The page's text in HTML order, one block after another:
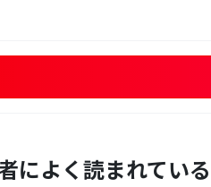
によく読まれてい